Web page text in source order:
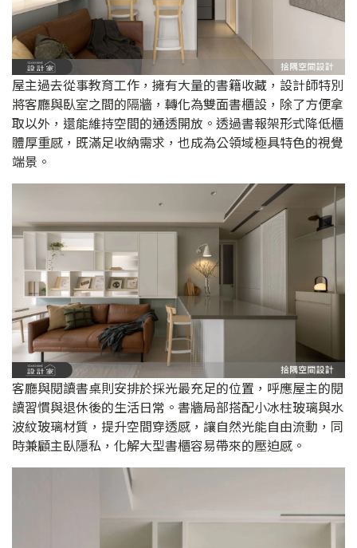
屋主過去從事教育工作，擁有大量的書籍收藏，設計師特別
將客廳與臥室之間的隔牆，轉化為雙面書櫃設，除了方便拿
取以外，還能維持空間的通透開放。透過書報架形式降低櫃
體厚重感，既滿足收納需求，也成為公領域極具特色的視覺
端景。
客廳與閱讀書桌則安排於採光最充足的位置，呼應屋主的閱
讀習慣與退休後的生活日常。書牆局部搭配小冰柱玻璃與水
波紋玻璃材質，提升空間穿透感，讓自然光能自由流動，同
時兼顧主臥隱私，化解大型書櫃容易帶來的壓迫感。